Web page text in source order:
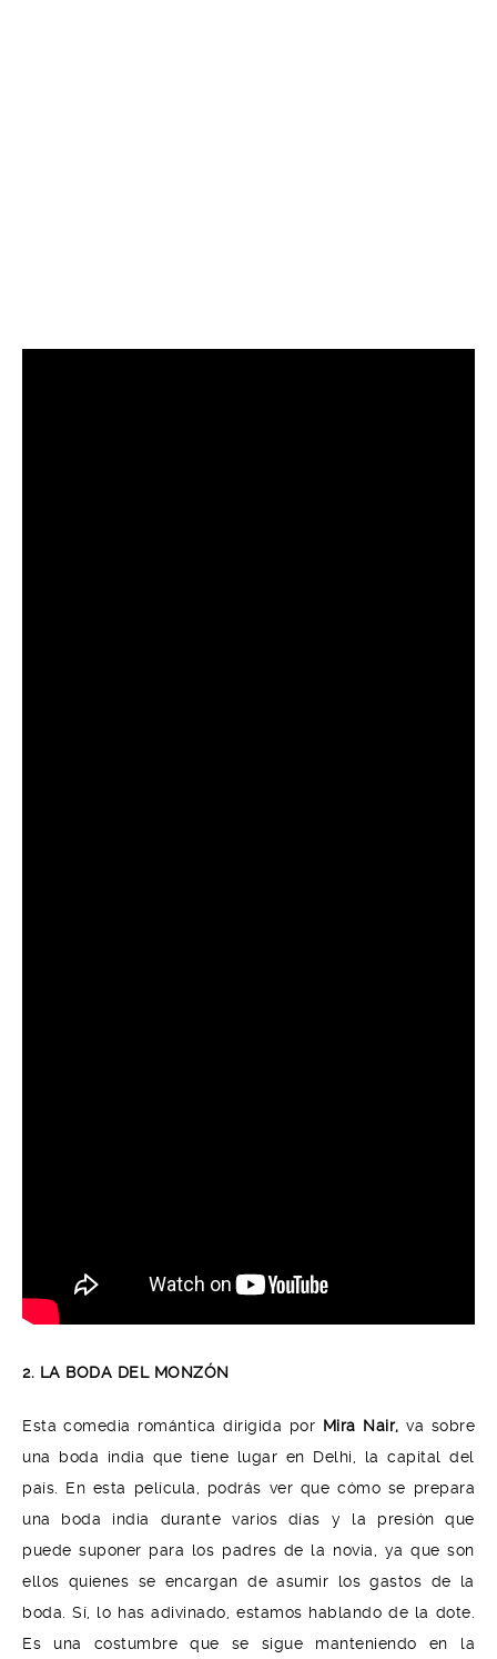
2. LA BODA DEL MONZÓN
Esta comedia romántica dirigida por Mira Nair, va sobre
una boda india que tiene lugar en Delhi, la capital del
país. En esta película, podrás ver que cómo se prepara
una boda india durante varios días y la presión que
puede suponer para los padres de la novia, ya que son
ellos quienes se encargan de asumir los gastos de la
boda. Sí, lo has adivinado, estamos hablando de la dote.
Es una costumbre que se sigue manteniendo en la